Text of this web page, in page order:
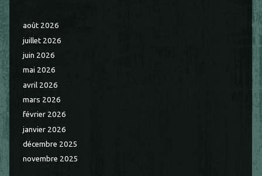
août 2026
juillet 2026
juin 2026
mai 2026
avril 2026
mars 2026
février 2026
janvier 2026
décembre 2025
novembre 2025